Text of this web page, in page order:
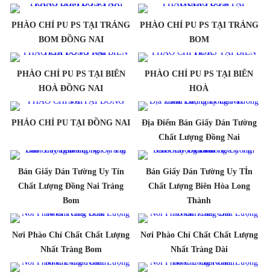
PHÀO CHỈ PU PS TẠI TRẢNG
BOM ĐỒNG NAI
PHÀO CHỈ PU PS TẠI TRẢNG
BOM
PHÀO CHỈ PU PS TẠI BIÊN
HOÀ ĐỒNG NAI
PHÀO CHỈ PU PS TẠI BIÊN
HOÀ
PHẢO CHỈ PU TẠI ĐỒNG NAI
Địa Điểm Bán Giấy Dán Tường
Chất Lượng Đồng Nai
Bán Giấy Dán Tường Uy Tín
Chất Lượng Đồng Nai Trảng
Bom
Bán Giấy Dán Tường Uy TÍn
Chất Lượng Biên Hòa Long
Thành
Nơi Phào Chỉ Chất Chất Lượng
Nhất Tràng Bom
Nơi Phào Chỉ Chất Chất Lượng
Nhất Tràng Dài